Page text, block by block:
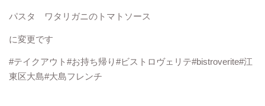
パスタ ワタリガニのトマトソース
に変更です
#テイクアウト#お持ち帰り#ビストロヴェリテ#bistroverite#江
東区大島#大島フレンチ